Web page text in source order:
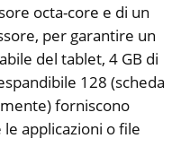
octa-core e di un
per garantire un
del tablet, 4 GB di
128 (scheda
forniscono
applicazioni o file